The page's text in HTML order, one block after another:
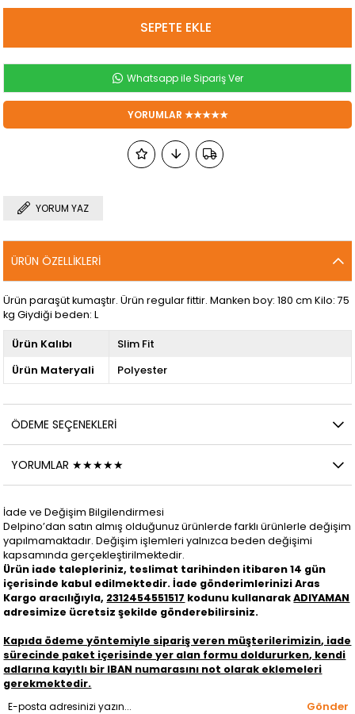
Whatsapp ile Sipariş Ver
YORUMLAR ★★★★★
YORUM YAZ
ÜRÜN ÖZELLIKLERI
Ürün paraşüt kumaştır. Ürün regular fittir. Manken boy: 180 cm Kilo: 75
kg Giydiği beden: L
Ürün Kalıbı
Slim Fit
Ürün Materyali
Polyester
ÖDEME SEÇENEKLERI
YORUMLAR ★★★★★
İade ve Değişim Bilgilendirmesi
Delpino’dan satın almış olduğunuz ürünlerde farklı ürünlerle değişim
yapılmamaktadır. Değişim işlemleri yalnızca beden değişimi
kapsamında gerçekleştirilmektedir.
Ürün iade talepleriniz, teslimat tarihinden itibaren 14 gün
içerisinde kabul edilmektedir. İade gönderimleriniziAras
Kargo aracılığıyla, 2312454551517 kodunu kullanarakADIYAMAN
adresimize ücretsiz şekilde gönderebilirsiniz.
Kapıda ödeme yöntemiyle sipariş veren müşterilerimizin, iade
sürecinde paket içerisinde yer alan formu doldururken, kendi
adlarına kayıtlı bir IBAN numarasını not olarak eklemeleri
gerekmektedir.
Gönder